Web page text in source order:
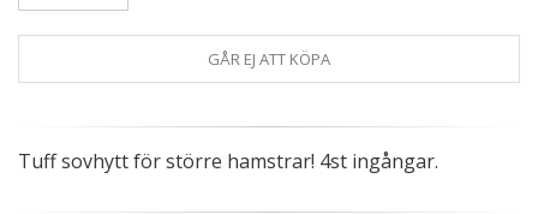
GÅR EJ ATT KÖPA
Tuff sovhytt för större hamstrar! 4st ingångar.